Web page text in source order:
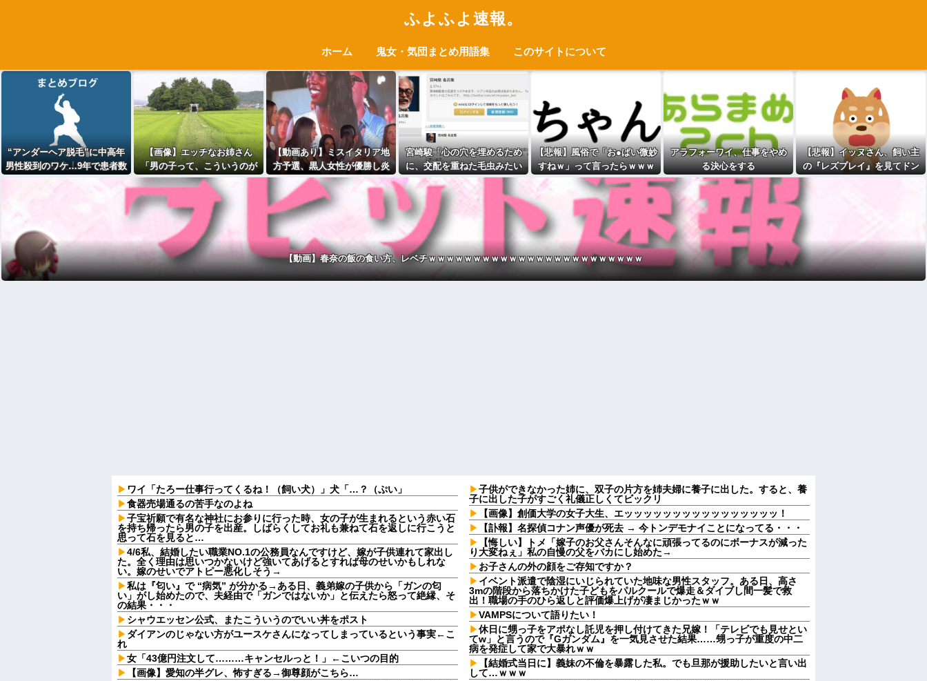
ふよふよ速報。
ホーム 鬼女・気団まとめ用語集 このサイトについて
“アンダーヘア脱毛”に中高年
男性殺到のワケ…9年で患者数
【画像】エッチなお姉さん
「男の子って、こういうのが
好きなんでしょ…？」
【動画あり】ミスイタリア地
方予選、黒人女性が優勝し炎
上
宮崎駿「心の穴を埋めるため
に、交配を重ねた毛虫みたい
な小さな犬を連れてる人、本
当に醜い」←これどう思う？
【悲報】風俗で「お●ぱい微妙
すねｗ」って言ったらｗｗｗ
ｗｗｗｗｗｗwwww
アラフォーワイ、仕事をやめ
る決心をする
【悲報】イッヌさん、飼い主
の『レズプレイ』を見てドン
【動画】春奈の飯の食い方、レベチｗｗｗｗｗｗｗｗｗｗｗｗｗｗｗｗｗｗｗｗｗｗｗｗ
ワイ「たろー仕事行ってくるね！（飼い犬）」犬「…？（ぷい」
食器売場通るの苦手なのよね
子宝祈願で有名な神社にお参りに行った時、女の子が生まれるという赤い石
を持ち帰ったら男の子を出産。しばらくしてお礼も兼ねて石を返しに行こうと
思って石を見ると…
4/6私、結婚したい職業NO.1の公務員なんですけど、嫁が子供連れて家出し
た。全く理由は思いつかないけど強いてあげるとすれば母のせいかもしれな
い。嫁のせいでアトピー悪化しそう→
私は『匂い』で “病気” が分かる→ある日、義弟嫁の子供から「ガンの匂
い」がし始めたので、夫経由で「ガンではないか」と伝えたら怒って絶縁、そ
の結果・・・
シャウエッセン公式、またこういうのでいい丼をポスト
ダイアンのじゃない方がユースケさんになってしまっているという事実←こ
れ
女「43億円注文して………キャンセルっと！」←こいつの目的
【画像】愛知の半グレ、怖すぎる→御尊顔がこちら…
子供ができなかった姉に、双子の片方を姉夫婦に養子に出した。すると、養
子に出した子がすごく礼儀正しくてビックリ
【画像】創価大学の女子大生、エッッッッッッッッッッッッッッッッ！
【訃報】名探偵コナン声優が死去 → 今トンデモナイことになってる・・・
【悔しい】トメ「嫁子のお父さんそんなに頑張ってるのにボーナスが減った
り大変ねぇ」私の自慢の父をバカにし始めた→
お子さんの外の顔をご存知ですか？
イベント派遣で陰湿にいじられていた地味な男性スタッフ。ある日、高さ
3mの階段から落ちかけた子どもをパルクールで爆走＆ダイブし間一髪で救
出！職場の手のひら返しと評価爆上げが凄まじかったｗｗ
VAMPSについて語りたい！
休日に甥っ子をアポなし託児を押し付けてきた兄嫁！「テレビでも見せとい
てw」と言うので『Gガンダム』を一気見させた結果……甥っ子が重度の中二
病を発症して家で大暴れｗｗ
【結婚式当日に】義妹の不倫を暴露した私。でも旦那が援助したいと言い出
して…ｗｗｗ